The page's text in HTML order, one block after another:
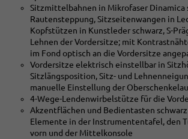
Dekoreinlagen
Aluminium
matt
gebürstet
oder
[5MK]
Dekoreinlagen
Carbon
Mikro-
Köper
Struktur)
Sitzmittelbahnen in Mikrofaser Dinamica
Rautensteppung, Sitzseitenwangen in
Kopfstützen in Kunstleder schwarz, S-
Lehnen der Vordersitze; mit
im Fond optisch an die Vordersitze
Vordersitze elektrisch einstellbar in
Sitzlängsposition, Sitz- und
manuelle Einstellung der
4-Wege-Lendenwirbelstütze für die
Akzentflächen und Bedientasten
Elemente in der Instrumententafel, den
vorn und der Mittelkonsole